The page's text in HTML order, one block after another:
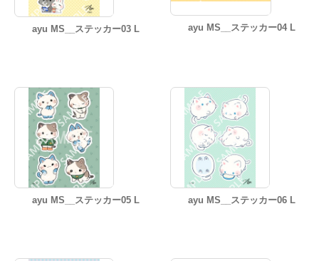
ayu MS__ステッカー03 L ayu MS__ステッカー04 L
ayu MS__ステッカー05 L ayu MS__ステッカー06 L